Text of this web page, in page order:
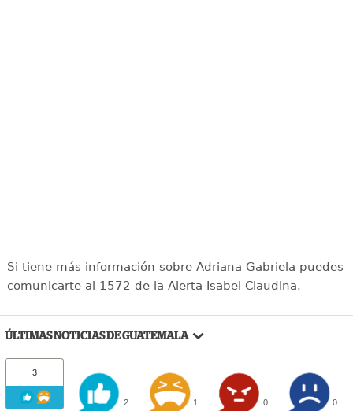
Si tiene más información sobre Adriana Gabriela puedes
comunicarte al 1572 de la Alerta Isabel Claudina.
ÚLTIMAS NOTICIAS DE GUATEMALA
3
2 1 0 0